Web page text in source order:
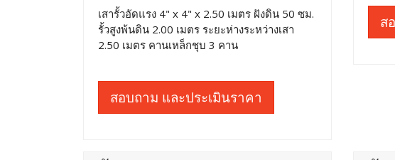
เสารั้วอัดแรง 4" x 4" x 2.50 เมตร ฝังดิน 50 ซม.
รั้วสูงพ้นดิน 2.00 เมตร ระยะห่างระหว่างเสา
2.50 เมตร คานเหล็กชุบ 3 คาน
สอบถาม และประเมินราคา
ส